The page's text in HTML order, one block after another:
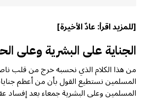
[للمزيد اقرأ:عادٌ الأخيرة]
الجناية على البشرية وعلى
من هذا الكلام الذي نحسبه خرج من قلب
المسلمين نستطيع القول بأن من أعظم
المسلمين وعلى البشرية جمعاء بعد إفساد